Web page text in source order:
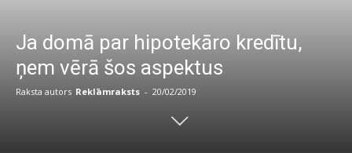
Ja domā par hipotekāro kredītu,
ņem vērā šos aspektus
Raksta autors Reklāmraksts - 20/02/2019